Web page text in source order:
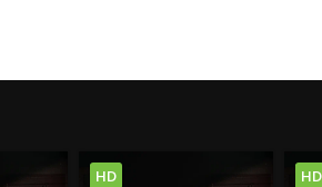
HD HD